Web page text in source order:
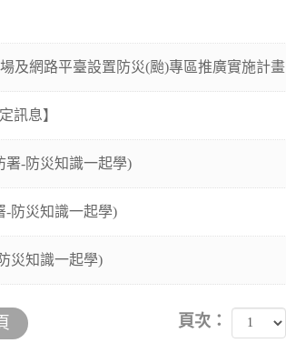
及網路平臺設置防災(颱)專區推廣實施計畫
訊息】
署-防災知識一起學)
-防災知識一起學)
災知識一起學)
頁次：